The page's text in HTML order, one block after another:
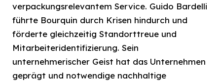
verpackungsrelevantem Service. Guido Bardelli
führte Bourquin durch Krisen hindurch und
förderte gleichzeitig Standorttreue und
Mitarbeiteridentifizierung. Sein
unternehmerischer Geist hat das Unternehmen
geprägt und notwendige nachhaltige